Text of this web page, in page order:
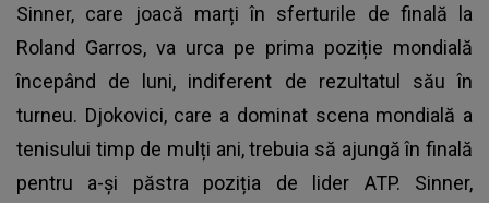
Sinner, care joacă marți în sferturile de finală la
Roland Garros, va urca pe prima poziție mondială
începând de luni, indiferent de rezultatul său în
turneu. Djokovici, care a dominat scena mondială a
tenisului timp de mulți ani, trebuia să ajungă în finală
pentru a-și păstra poziția de lider ATP. Sinner,